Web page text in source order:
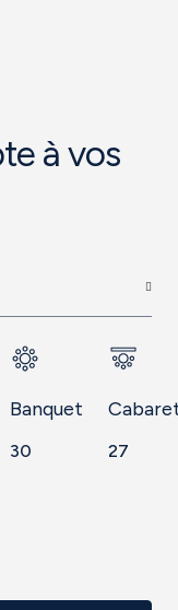
à vos
Banquet
30 27